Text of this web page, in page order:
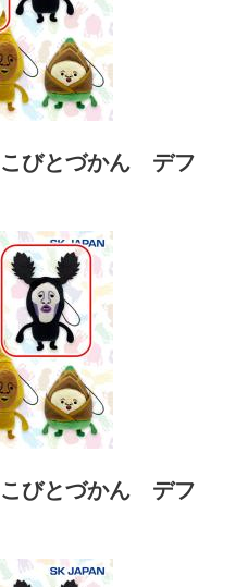
こびとづかん デフ
こびとづかん デフ